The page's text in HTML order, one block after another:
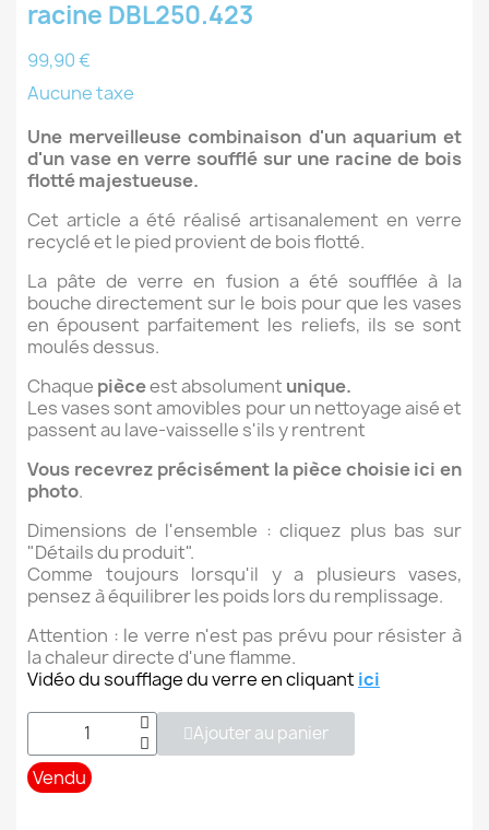
racine DBL250.423
99,90 €
Aucune taxe
Une merveilleuse combinaison d'un aquarium et
d'un vase en verre soufflé sur une racine de bois
flotté majestueuse.
Cet article a été réalisé artisanalement en verre
recyclé et le pied provient de bois flotté.
La pâte de verre en fusion a été soufflée à la
bouche directement sur le bois pour que les vases
en épousent parfaitement les reliefs, ils se sont
moulés dessus.
Chaque pièceest absolument unique.
Les vases sont amovibles pour un nettoyage aisé et
passent au lave-vaisselle s'ils y rentrent
Vous recevrez précisément la pièce choisie ici en
photo.
Dimensions de l'ensemble : cliquez plus bas sur
"Détails du produit".
Comme toujours lorsqu'il y a plusieurs vases,
pensez à équilibrer les poids lors du remplissage.
Attention : le verre n'est pas prévu pour résister à
la chaleur directe d'une flamme.
Vidéo du soufflage du verreen cliquant ici
Ajouter au panier
Vendu